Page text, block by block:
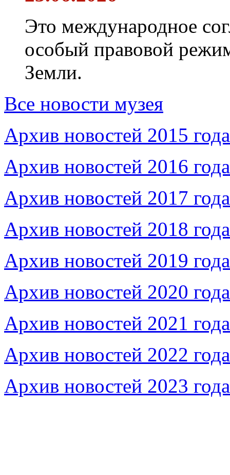
Это международное
особый правовой
Земли.
Все новости музея
Архив новостей 2015 года
Архив новостей 2016 года
Архив новостей 2017 года
Архив новостей 2018 года
Архив новостей 2019 года
Архив новостей 2020 года
Архив новостей 2021 года
Архив новостей 2022 года
Архив новостей 2023 года